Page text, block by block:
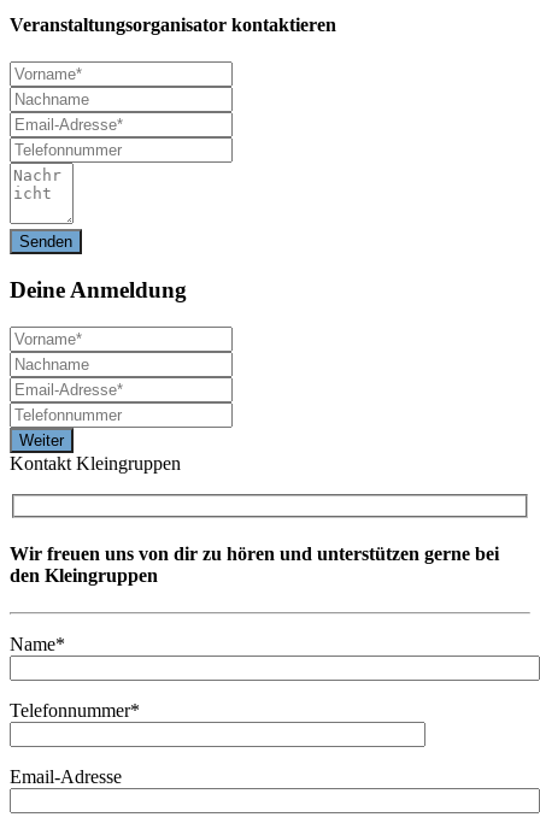
Veranstaltungsorganisator kontaktieren
Deine Anmeldung
Kontakt Kleingruppen
Wir freuen uns von dir zu hören und unterstützen gerne bei
den Kleingruppen
Name*
Telefonnummer*
Email-Adresse